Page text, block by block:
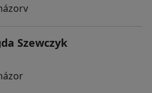
Szewczyk